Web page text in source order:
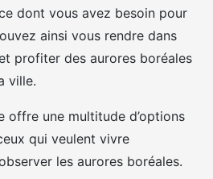
dont vous avez besoin pour
ainsi vous rendre dans
profiter des aurores boréales
ville.
offre une multitude d’options
qui veulent vivre
les aurores boréales.